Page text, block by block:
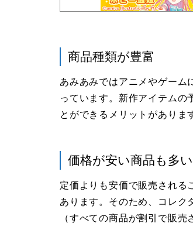
商品種類が豊富
あみあみではアニメやゲーム
っています。新作アイテムの
とができるメリットがありま
価格が安い商品も多い
定価よりも安価で販売される
あります。そのため、コレク
（すべての商品が割引で販売